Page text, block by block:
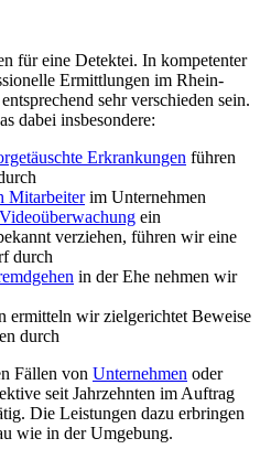
für eine Detektei. In kompetenter
Ermittlungen im Rhein-
sehr verschieden sein.
dabei insbesondere:
Erkrankungen führen
Mitarbeiterim Unternehmen
Videoüberwachung ein
verziehen, führen wir eine
durch
in der Ehe nehmen wir
ermitteln wir zielgerichtet Beweise
durch
Fällen von Unternehmen oder
seit Jahrzehnten im Auftrag
Die Leistungen dazu erbringen
wie in der Umgebung.